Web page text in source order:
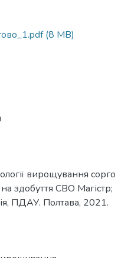
(8 MB)
вирощування сорго
здобуття СВО Магістр;
ПДАУ. Полтава, 2021.